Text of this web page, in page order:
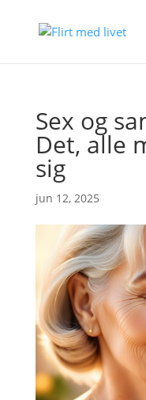
Sex og
Det, alle
sig
jun 12, 2025